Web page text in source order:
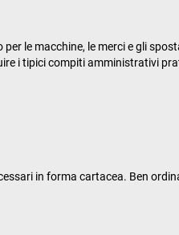
le macchine, le merci e gli
i tipici compiti amministrativi
in forma cartacea. Ben